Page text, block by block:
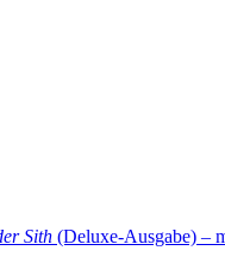
Sith (Deluxe-Ausgabe) –